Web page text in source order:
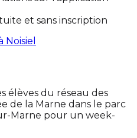
et sans inscription
Noisiel
élèves du réseau des
de la Marne dans le parc
Marne pour un week-